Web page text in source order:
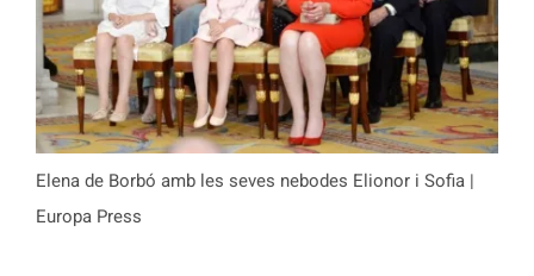
Elena de Borbó amb les seves nebodes Elionor i Sofia |
Europa Press